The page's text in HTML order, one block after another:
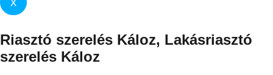
X
Riasztó szerelés Káloz, Lakásriasztó
szerelés Káloz